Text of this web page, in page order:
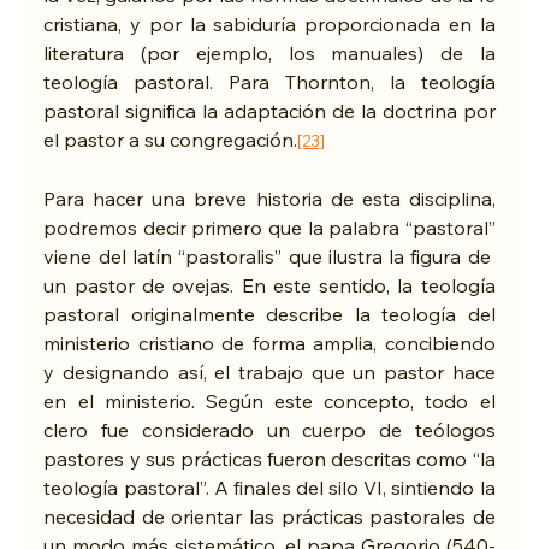
cristiana, y por la sabiduría proporcionada en la
literatura (por ejemplo, los manuales) de la
teología pastoral. Para Thornton, la teología
pastoral significa la adaptación de la doctrina por
el pastor a su congregación.[23]
Para hacer una breve historia de esta disciplina,
podremos decir primero que la palabra “pastoral”
viene del latín “pastoralis” que ilustra la figura de
un pastor de ovejas. En este sentido, la teología
pastoral originalmente describe la teología del
ministerio cristiano de forma amplia, concibiendo
y designando así, el trabajo que un pastor hace
en el ministerio. Según este concepto, todo el
clero fue considerado un cuerpo de teólogos
pastores y sus prácticas fueron descritas como “la
teología pastoral”. A finales del silo VI, sintiendo la
necesidad de orientar las prácticas pastorales de